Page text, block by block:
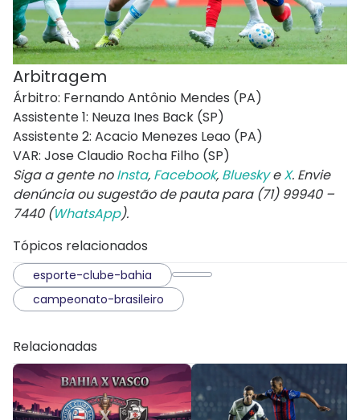
Arbitragem
Árbitro: Fernando Antônio Mendes (PA)
Assistente 1: Neuza Ines Back (SP)
Assistente 2: Acacio Menezes Leao (PA)
VAR: Jose Claudio Rocha Filho (SP)
Siga a gente noInsta, Facebook, BlueskyeX. Envie
denúncia ou sugestão de pauta para (71) 99940 –
7440 (WhatsApp).
Tópicos relacionados
esporte-clube-bahia
campeonato-brasileiro
Relacionadas